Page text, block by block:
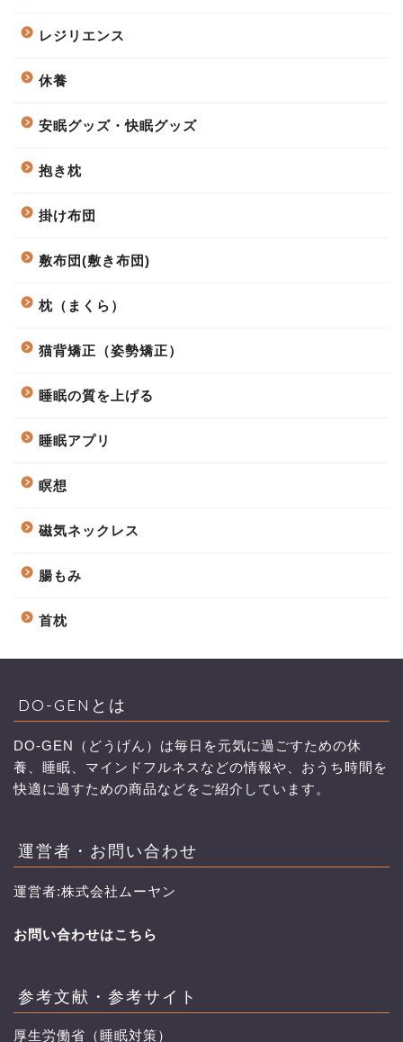
レジリエンス
休養
安眠グッズ・快眠グッズ
抱き枕
掛け布団
敷布団(敷き布団)
枕（まくら）
猫背矯正（姿勢矯正）
睡眠の質を上げる
睡眠アプリ
瞑想
磁気ネックレス
腸もみ
首枕
DO-GENとは
DO-GEN（どうげん）は毎日を元気に過ごすための休
養、睡眠、マインドフルネスなどの情報や、おうち時間を
快適に過すための商品などをご紹介しています。
運営者・お問い合わせ
運営者:株式会社ムーヤン
お問い合わせはこちら
参考文献・参考サイト
厚生労働省（睡眠対策）